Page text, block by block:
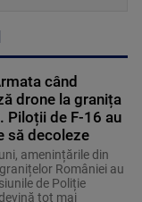
când
drone la granița
Piloții de F-16 au
să decoleze
amenințările din
României au
de Poliție
tot mai